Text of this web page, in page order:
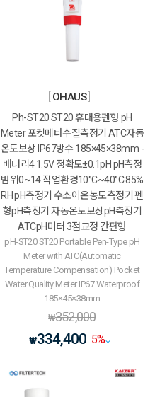
OHAUS
Ph-ST20 ST20 휴대용펜형 pH
Meter 포켓메타수질측정기 ATC자동
온도보상 IP67방수 185×45×38mm -
배터리4 1.5V 정확도±0.1pH pH측정
범위0~14 작업환경10°C~40°C 85%
RH pH측정기 수소이온농도측정기 펜
형pH측정기 자동온도보상pH측정기
ATCpH미터 3점교정 간편형
pH-ST20 ST20 Portable Pen-Type pH
Meter with ATC(Automatic
Temperature Compensation) Pocket
Water Quality Meter IP67 Waterproof
185×45×38mm
₩352,000
₩334,400 5%